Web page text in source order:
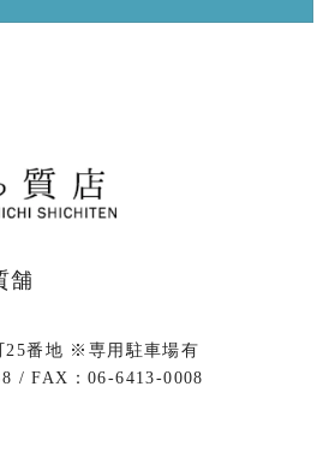
舗
25番地 ※専用駐車場有
/ FAX：06-6413-0008